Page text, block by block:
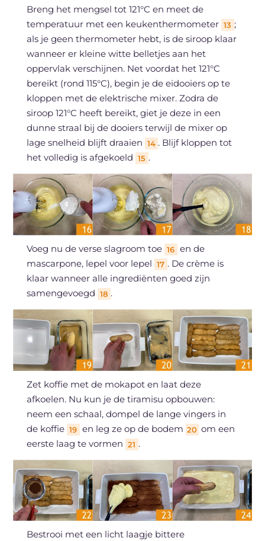
Breng het mengsel tot 121°C en meet de
temperatuur met een keukenthermometer 13 ;
als je geen thermometer hebt, is de siroop klaar
wanneer er kleine witte belletjes aan het
oppervlak verschijnen. Net voordat het 121°C
bereikt (rond 115°C), begin je de eidooiers op te
kloppen met de elektrische mixer. Zodra de
siroop 121°C heeft bereikt, giet je deze in een
dunne straal bij de dooiers terwijl de mixer op
lage snelheid blijft draaien 14 . Blijf kloppen tot
het volledig is afgekoeld 15 .
Voeg nu de verse slagroom toe 16 en de
mascarpone, lepel voor lepel 17 . De crème is
klaar wanneer alle ingrediënten goed zijn
samengevoegd 18 .
Zet koffie met de mokapot en laat deze
afkoelen. Nu kun je de tiramisu opbouwen:
neem een schaal, dompel de lange vingers in
de koffie 19 en leg ze op de bodem 20 om een
eerste laag te vormen 21 .
Bestrooi met een licht laagje bittere